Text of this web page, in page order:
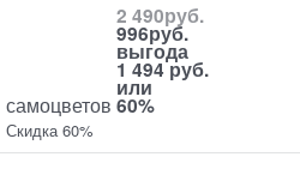
самоцветов
2 490руб.
996руб.
выгода
1 494 руб.
или
60%
Скидка 60%